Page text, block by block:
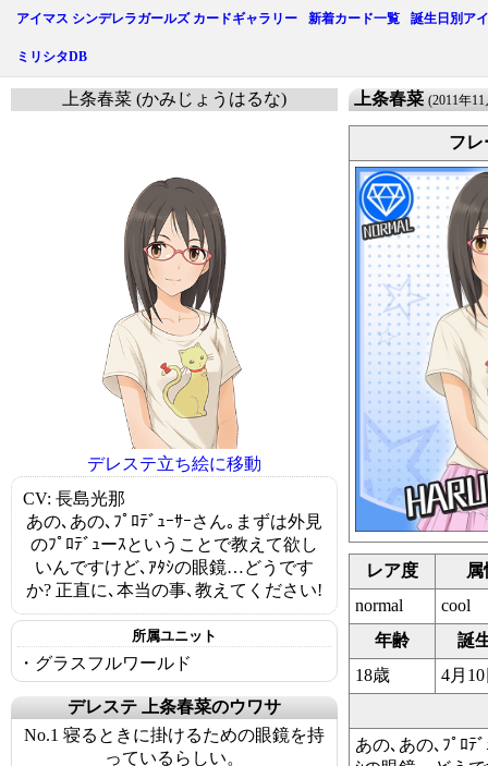
アイマス シンデレラガールズ カードギャラリー 新着カード一覧 誕生日別ア
ミリシタDB
上条春菜 (2011年
フレ
レア度
属
normal
cool
年齢
誕
18歳
4月
あの､あの､ﾌﾟﾛﾃ
上条春菜 (かみじょうはるな)
デレステ立ち絵に移動
CV: 長島光那
あの､あの､ﾌﾟﾛﾃﾞｭｰｻｰさん｡まずは外見
のﾌﾟﾛﾃﾞｭーｽということで教えて欲し
いんですけど､ｱﾀｼの眼鏡…どうです
か? 正直に､本当の事､教えてください!
所属ユニット
・グラスフルワールド
デレステ 上条春菜のウワサ
No.1 寝るときに掛けるための眼鏡を持
っているらしい。